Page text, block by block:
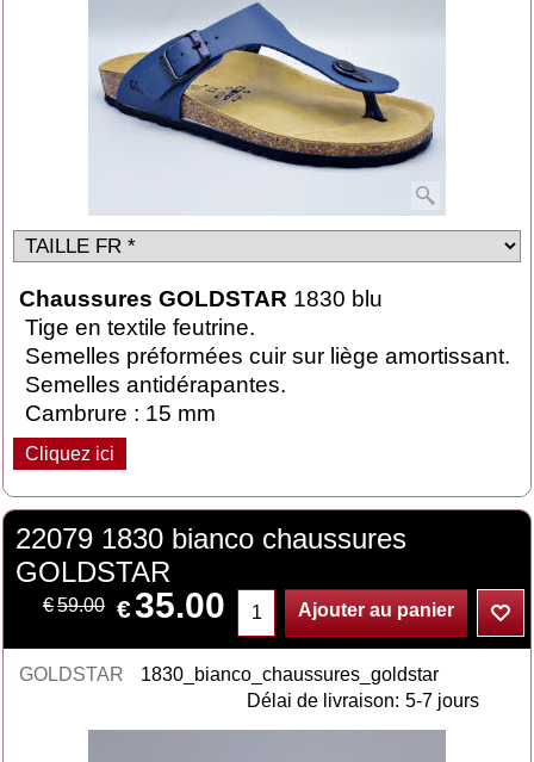
Chaussures GOLDSTAR 1830 blu
Tige en textile feutrine.
Semelles préformées cuir sur liège amortissant.
Semelles antidérapantes.
Cambrure : 15 mm
Cliquez ici
22079 1830 bianco chaussures
GOLDSTAR
€59.00 €35.00 Ajouter au panier
GOLDSTAR
1830_bianco_chaussures_goldstar
Délai de livraison: 5-7 jours